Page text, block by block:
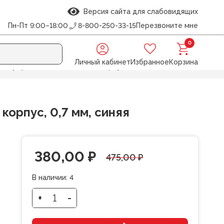
Версия сайта для слабовидящих
Пн-Пт 9:00–18:00 8-800-250-33-15Перезвоните мне
Личный кабинетИзбранное
0
Корзина
пудровый металлический корпус, 0,7 мм, синяя
0,7 мм, синяя
475,00₽
Первоначальная
цена
составляла
475,00 ₽.
380,00₽
Текущая
цена:
380,00 ₽.
В наличии:4
+
Количество
-